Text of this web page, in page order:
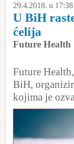
29.4.2018. u 17:38
U BiH
ćelija
Future Health
Future
BiH,
kojima je